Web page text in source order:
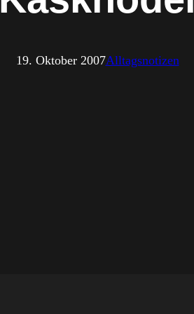
19. Oktober 2007Alltagsnotizen